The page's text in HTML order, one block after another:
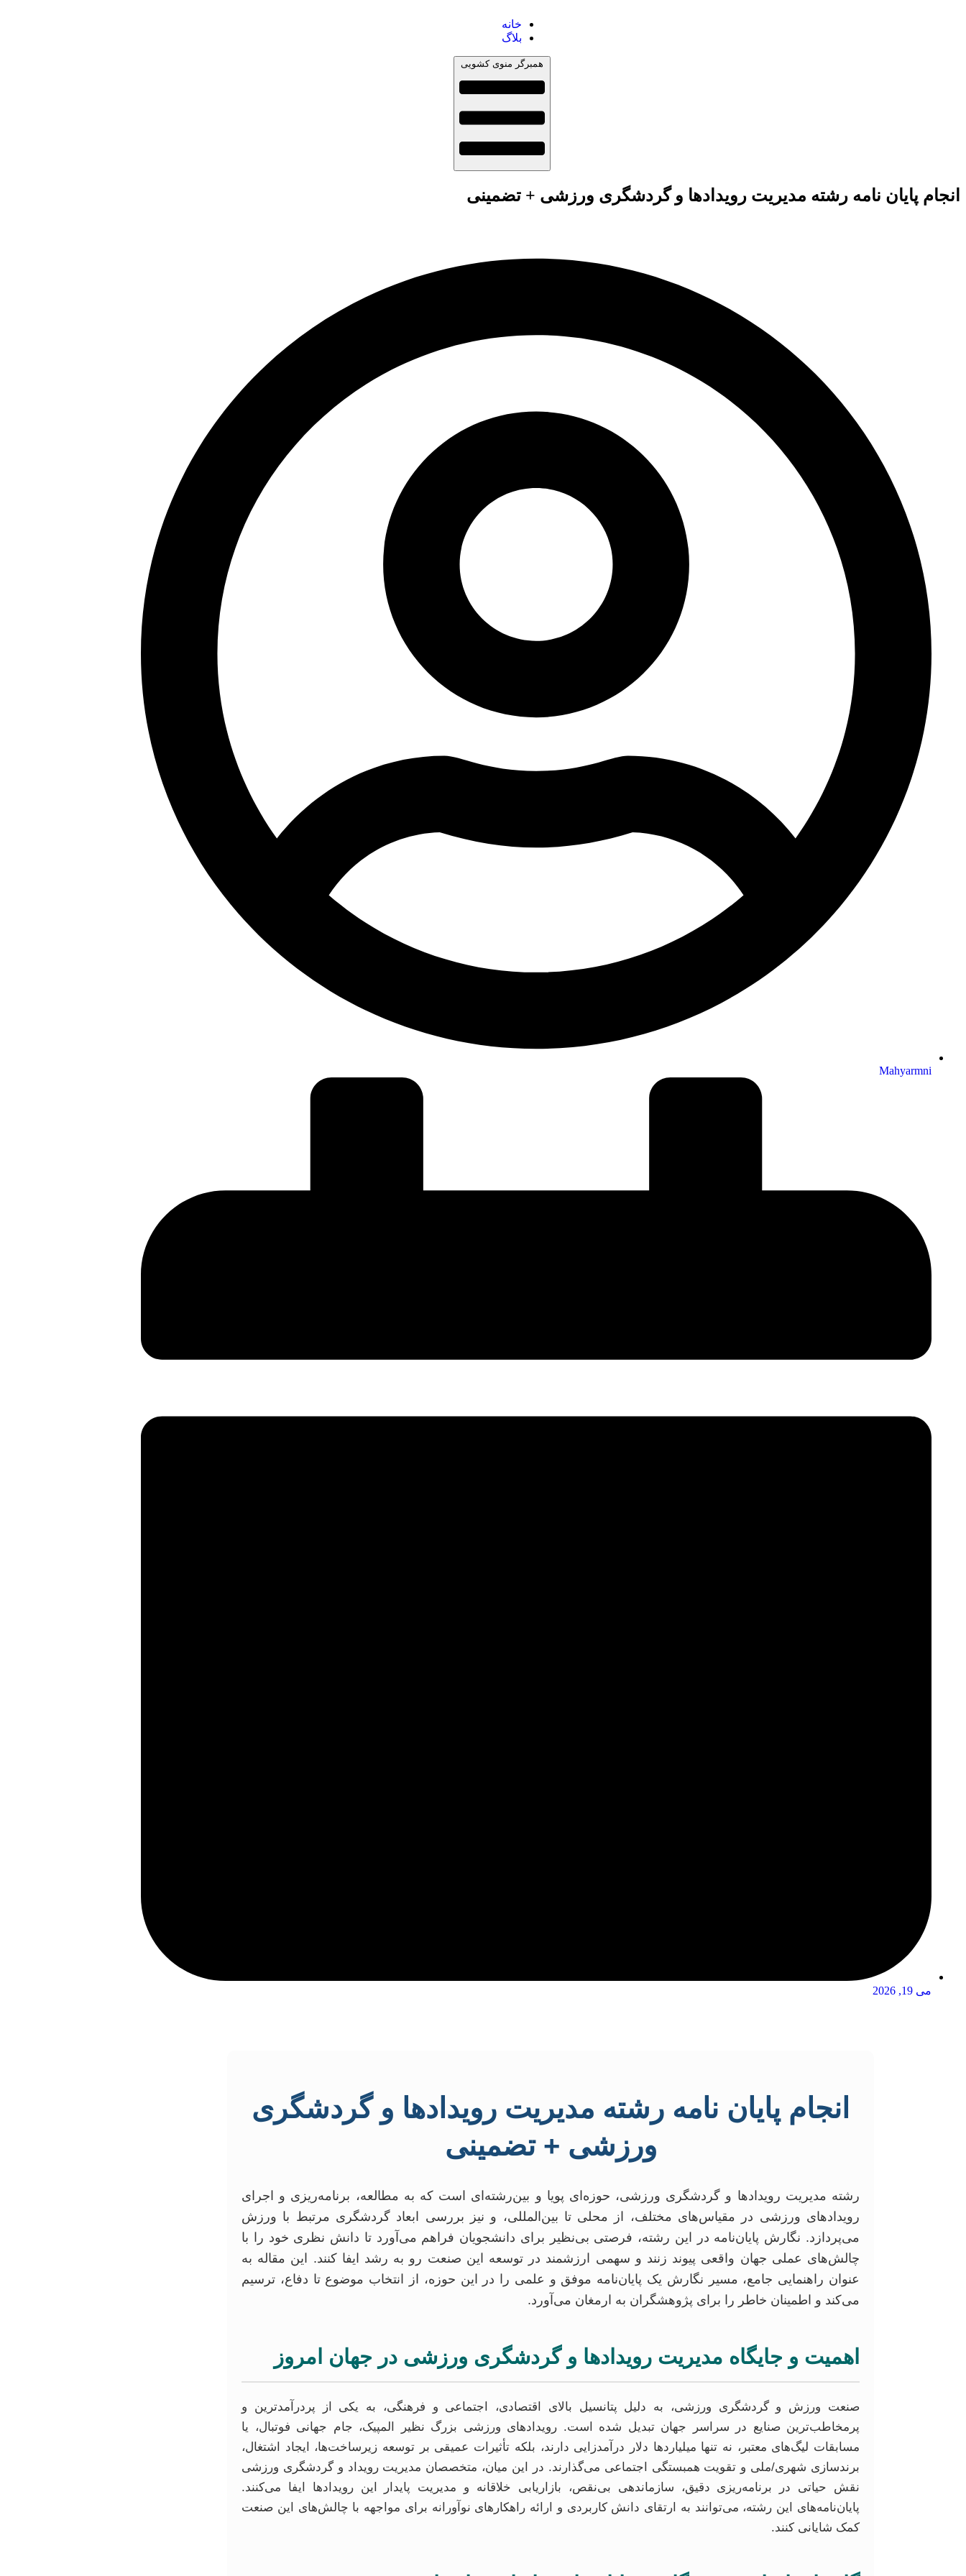
خانه
بلاگ
همبرگر منوی کشویی
انجام پایان نامه رشته مدیریت رویدادها و گردشگری ورزشی + تضمینی
Mahyarmni
می 19, 2026
انجام پایان نامه رشته مدیریت رویدادها و گردشگری
ورزشی + تضمینی
رشته مدیریت رویدادها و گردشگری ورزشی، حوزه‌ای پویا و بین‌رشته‌ای است که به مطالعه، برنامه‌ریزی و اجرای
رویدادهای ورزشی در مقیاس‌های مختلف، از محلی تا بین‌المللی، و نیز بررسی ابعاد گردشگری مرتبط با ورزش
می‌پردازد. نگارش پایان‌نامه در این رشته، فرصتی بی‌نظیر برای دانشجویان فراهم می‌آورد تا دانش نظری خود را با
چالش‌های عملی جهان واقعی پیوند زنند و سهمی ارزشمند در توسعه این صنعت رو به رشد ایفا کنند. این مقاله به
عنوان راهنمایی جامع، مسیر نگارش یک پایان‌نامه موفق و علمی را در این حوزه، از انتخاب موضوع تا دفاع، ترسیم
می‌کند و اطمینان خاطر را برای پژوهشگران به ارمغان می‌آورد.
اهمیت و جایگاه مدیریت رویدادها و گردشگری ورزشی در جهان امروز
صنعت ورزش و گردشگری ورزشی، به دلیل پتانسیل بالای اقتصادی، اجتماعی و فرهنگی، به یکی از پردرآمدترین و
پرمخاطب‌ترین صنایع در سراسر جهان تبدیل شده است. رویدادهای ورزشی بزرگ نظیر المپیک، جام جهانی فوتبال، یا
مسابقات لیگ‌های معتبر، نه تنها میلیاردها دلار درآمدزایی دارند، بلکه تأثیرات عمیقی بر توسعه زیرساخت‌ها، ایجاد اشتغال،
برندسازی شهری/ملی و تقویت همبستگی اجتماعی می‌گذارند. در این میان، متخصصان مدیریت رویداد و گردشگری ورزشی
نقش حیاتی در برنامه‌ریزی دقیق، سازماندهی بی‌نقص، بازاریابی خلاقانه و مدیریت پایدار این رویدادها ایفا می‌کنند.
پایان‌نامه‌های این رشته، می‌توانند به ارتقای دانش کاربردی و ارائه راهکارهای نوآورانه برای مواجهه با چالش‌های این صنعت
کمک شایانی کنند.